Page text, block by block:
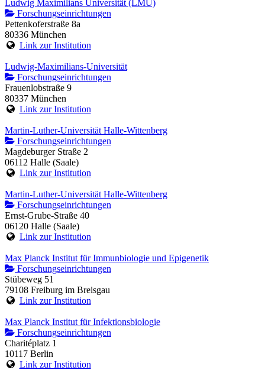
Ludwig Maximilians Universität (LMU)
Forschungseinrichtungen
Pettenkoferstraße 8a
80336 München
Link zur Institution
Ludwig-Maximilians-Universität
Forschungseinrichtungen
Frauenlobstraße 9
80337 München
Link zur Institution
Martin-Luther-Universität Halle-Wittenberg
Forschungseinrichtungen
Magdeburger Straße 2
06112 Halle (Saale)
Link zur Institution
Martin-Luther-Universität Halle-Wittenberg
Forschungseinrichtungen
Ernst-Grube-Straße 40
06120 Halle (Saale)
Link zur Institution
Max Planck Institut für Immunbiologie und Epigenetik
Forschungseinrichtungen
Stübeweg 51
79108 Freiburg im Breisgau
Link zur Institution
Max Planck Institut für Infektionsbiologie
Forschungseinrichtungen
Charitéplatz 1
10117 Berlin
Link zur Institution